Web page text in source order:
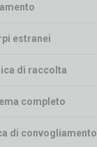
estranei
di raccolta
completo
di convogliamento